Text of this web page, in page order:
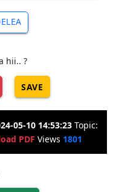
hii.. ?
SAVE
05-10 14:53:23 Topic:
PDF Views 1801